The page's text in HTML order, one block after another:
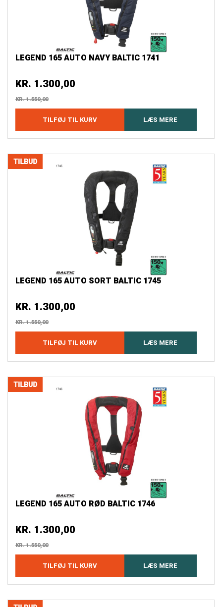
LEGEND 165 AUTO NAVY BALTIC 1741
KR. 1.300,00
KR.1.550,00
TILFØJ TIL KURV LÆS MERE
LEGEND 165 AUTO SORT BALTIC 1745
KR. 1.300,00
KR.1.550,00
TILFØJ TIL KURV LÆS MERE
LEGEND 165 AUTO RØD BALTIC 1746
KR. 1.300,00
KR.1.550,00
TILFØJ TIL KURV LÆS MERE